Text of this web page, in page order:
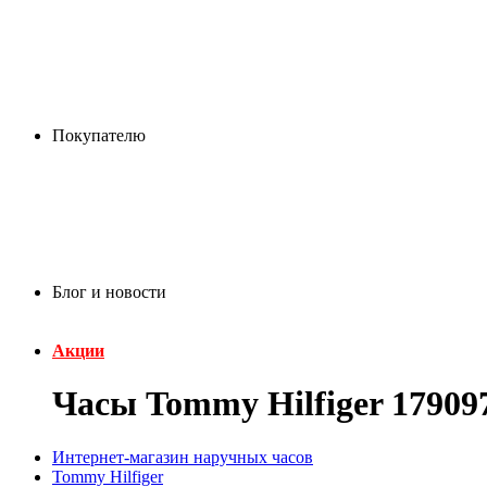
Покупателю
Блог и новости
Акции
Часы Tommy Hilfiger
Интернет-магазин наручных часов
Tommy Hilfiger